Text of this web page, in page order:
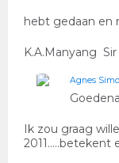
hebt gedaan en
K.A.Manyang
Agnes
Ik zou graag
2011.....betekent